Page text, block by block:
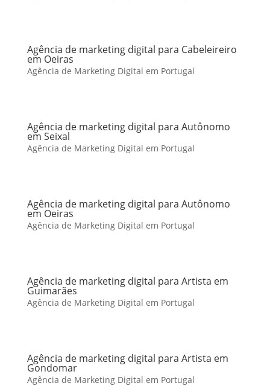
Agência de marketing digital para Cabeleireiro
em Oeiras
Agência de Marketing Digital em Portugal
Agência de marketing digital para Autônomo
em Seixal
Agência de Marketing Digital em Portugal
Agência de marketing digital para Autônomo
em Oeiras
Agência de Marketing Digital em Portugal
Agência de marketing digital para Artista em
Guimarães
Agência de Marketing Digital em Portugal
Agência de marketing digital para Artista em
Gondomar
Agência de Marketing Digital em Portugal